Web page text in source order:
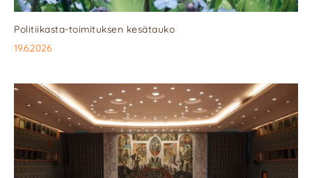
Politiikasta-toimituksen kesätauko
19.6.2026